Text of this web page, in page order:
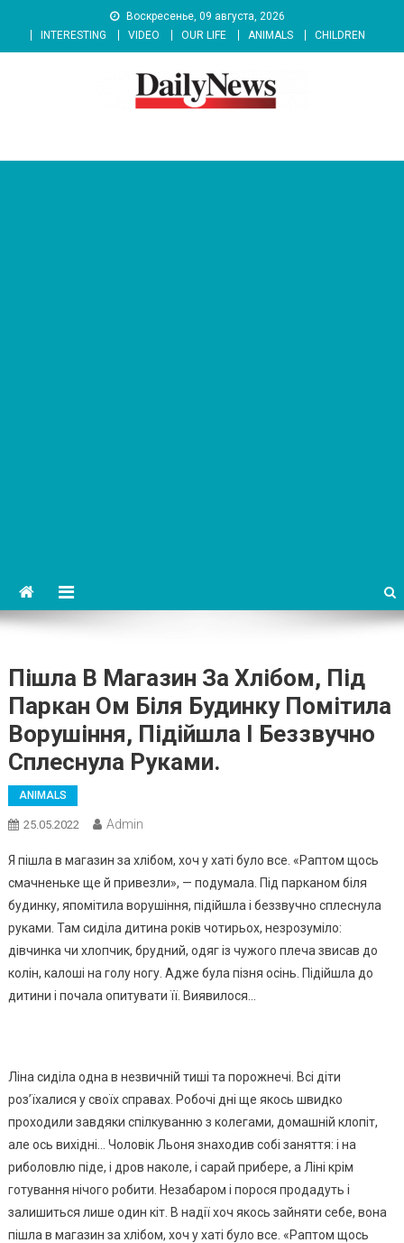
content
Воскресенье, 09 августа, 2026
INTERESTING
VIDEO OUR LIFE ANIMALS CHILDREN
Пішла В Магазин За Хлібом, Під
Паркан Ом Біля Будинку Помітила
Ворушіння, Підійшла І Беззвучно
Сплеснула Руками.
ANIMALS
25.05.2022 Admin
Я пішла в магазин за хлібом, хоч у хаті було все. «Раптом щось
смачненьке ще й привезли», — подумала. Під парканом біля
будинку, япомітила ворушіння, підійшла і беззвучно сплеснула
руками. Там сиділа дитина років чотирьох, незрозуміло:
дівчинка чи хлопчик, брудний, одяг із чужого плеча звисав до
колін, калоші на голу ногу. Адже була пізня осінь. Підійшла до
дитини і почала опитувати її. Виявилося…
Ліна сиділа одна в незвичній тиші та порожнечі. Всі діти
роз’їхалися у своїх справах. Робочі дні ще якось швидко
проходили завдяки спілкуванню з колегами, домашній клопіт,
але ось вихідні… Чоловік Льоня знаходив собі заняття: і на
риболовлю піде, і дров наколе, і сарай прибере, а Ліні крім
готування нічого робити. Незабаром і порося продадуть і
залишиться лише один кіт. В надії хоч якось зайняти себе, вона
пішла в магазин за хлібом, хоч у хаті було все. «Раптом щось